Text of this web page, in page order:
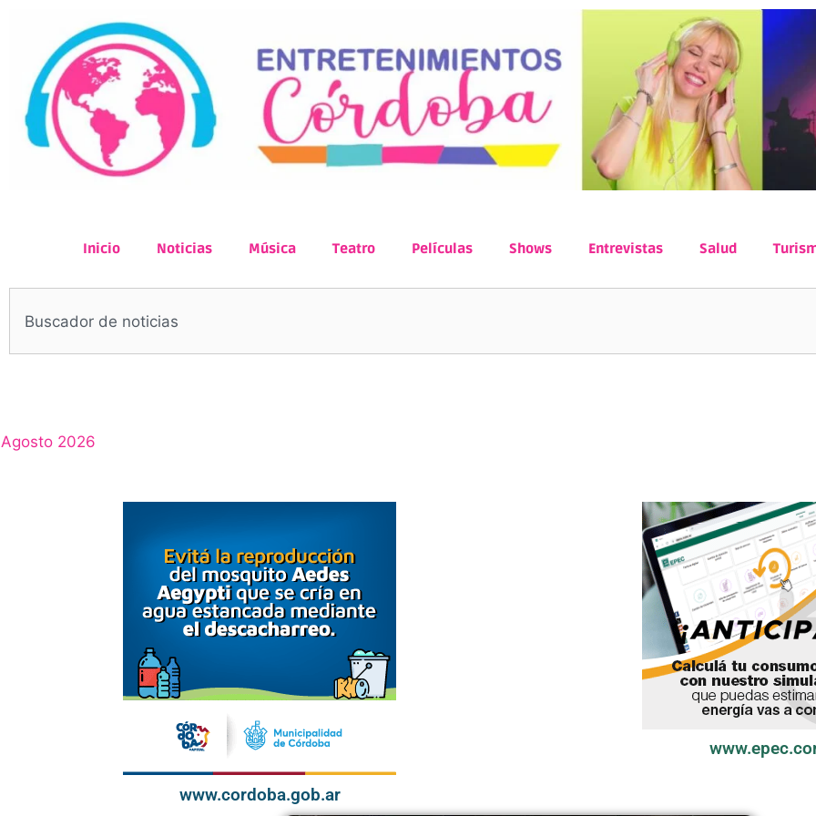
Inicio Noticias Música Teatro Películas Shows Entrevistas Salud
Agosto 2026
www.cordoba.gob.ar